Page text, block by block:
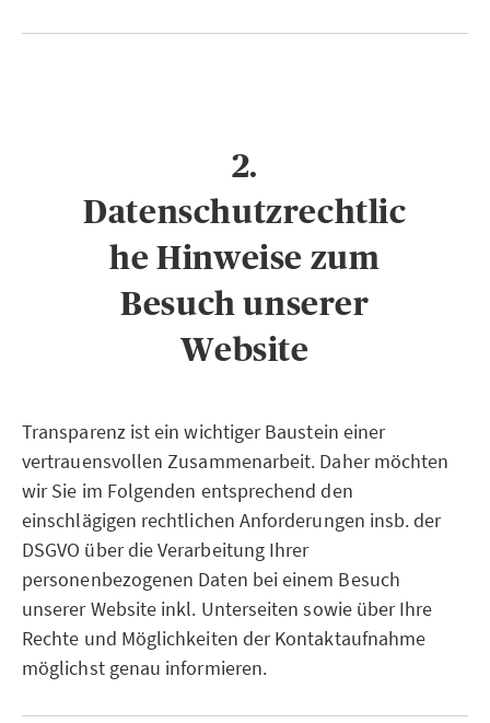
2.
Datenschutzrechtlic
he Hinweise zum
Besuch unserer
Website
Transparenz ist ein wichtiger Baustein einer
vertrauensvollen Zusammenarbeit. Daher möchten
wir Sie im Folgenden entsprechend den
einschlägigen rechtlichen Anforderungen insb. der
DSGVO über die Verarbeitung Ihrer
personenbezogenen Daten bei einem Besuch
unserer Website inkl. Unterseiten sowie über Ihre
Rechte und Möglichkeiten der Kontaktaufnahme
möglichst genau informieren.